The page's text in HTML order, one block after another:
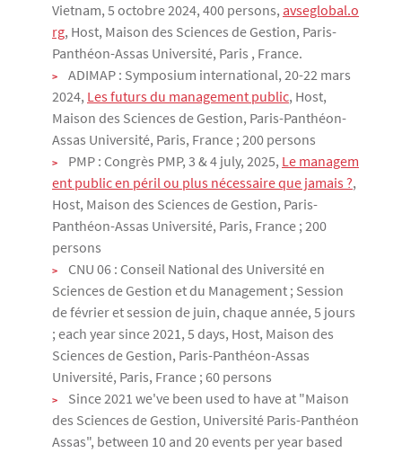
Vietnam, 5 octobre 2024, 400 persons, avseglobal.o
rg, Host, Maison des Sciences de Gestion, Paris-
Panthéon-Assas Université, Paris , France.
ADIMAP : Symposium international, 20-22 mars
2024, Les futurs du management public, Host,
Maison des Sciences de Gestion, Paris-Panthéon-
Assas Université, Paris, France ; 200 persons
PMP : Congrès PMP, 3 & 4 july, 2025, Le managem
ent public en péril ou plus nécessaire que jamais ?,
Host, Maison des Sciences de Gestion, Paris-
Panthéon-Assas Université, Paris, France ; 200
persons
CNU 06 : Conseil National des Université en
Sciences de Gestion et du Management ; Session
de février et session de juin, chaque année, 5 jours
; each year since 2021, 5 days, Host, Maison des
Sciences de Gestion, Paris-Panthéon-Assas
Université, Paris, France ; 60 persons
Since 2021 we've been used to have at "Maison
des Sciences de Gestion, Université Paris-Panthéon
Assas", between 10 and 20 events per year based